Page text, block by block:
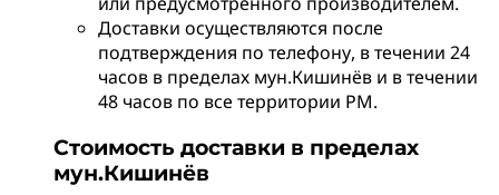
Доставки осуществляются после
подтверждения по телефону, в течении 24
часов в пределах мун.Кишинёв и в течении
48 часов по все территории РМ.
Стоимость доставки в пределах
мун.Кишинёв